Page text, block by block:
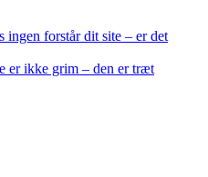
ingen forstår dit site – er det
er ikke grim – den er træt